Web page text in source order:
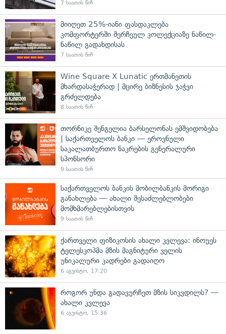
7 საათის წინ
მიიღეთ 25%-იანი ფასდაკლება
კომფორტერში შერჩეულ კოლექციაზე ნაწილ-
ნაწილ გადახდისას
7 საათის წინ
Wine Square X Lunatic ერთმანეთის
მხარდასაჭერად | მცირე ბიზნესის ჯაჭვი
გრძელდება
8 საათის წინ
თორნიკე შენგელია ბარსელონას ემშვიდობება
| საქართველოს ბანკი — ეროვნული
საკალათბურთო ნაკრების გენერალური
სპონსორი
9 საათის წინ
საქართველოს ბანკის მობილბანკის მორიგი
განახლება — ახალი შესაძლებლობები
მომხმარებლებისთვის
9 საათის წინ
ქართველი ფიზიკოსის ახალი კვლევა: ინოუეს
ტელესკოპმა მზის მაგნიტური ველის
უნიკალური კადრები გადაიღო
6 აგვისტო, 17:20
როგორ უნდა გადავურჩეთ მზის სიკვდილს? —
ახალი კვლევა
6 აგვისტო, 15:36